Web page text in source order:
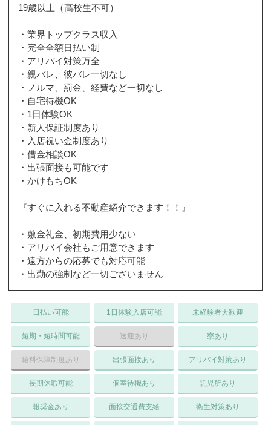
19歳以上（高校生不可）
・業界トップクラス収入
・完全全額日払い制
・アリバイ対策万全
・親バレ、彼バレ一切なし
・ノルマ、罰金、経費など一切なし
・自宅待機OK
・1日体験OK
・新人保証制度あり
・入店祝い金制度あり
・借金相談OK
・出張面接も可能です
・かけもちOK
『すぐに入れる不動産紹介できます！！』
・敷金礼金、初期費用少ない
・アリバイ会社もご用意できます
・遠方からの応募でも対応可能
・出勤の強制など一切ございません
日払い可能 1日体験入店可能 未経験者大歓迎
短期・短時間可能 送迎あり 寮あり
給料保障制度あり 出張面接あり アリバイ対策あり
長期休暇可能 個室待機あり 託児所あり
報奨金あり 面接交通費支給 衛生対策あり